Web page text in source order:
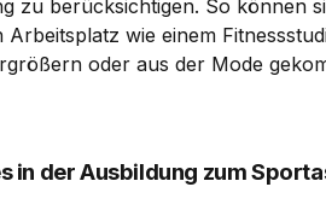
zu berücksichtigen. So können
Arbeitsplatz wie einem
oder aus der Mode
in der Ausbildung zum